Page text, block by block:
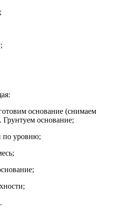
основание (снимаем
Грунтуем основание;
по уровню;